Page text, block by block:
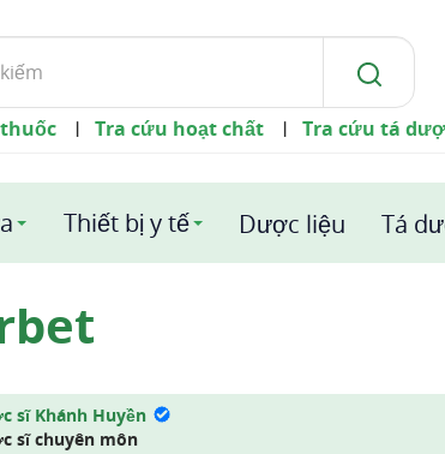
| Tra cứu hoạt chất | Tra cứu tá
Thiết bị y tế Dược liệu Tá
sĩ Khánh Huyền
sĩ chuyên môn